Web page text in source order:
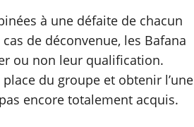
à une défaite de chacun
de déconvenue, les Bafana
ou non leur qualification.
du groupe et obtenir l’une
encore totalement acquis.